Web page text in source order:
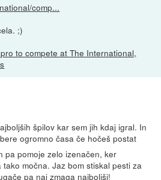
comp...
;)
to compete at The International,
špilov kar sem jih kdaj igral. In
ogromno časa če hočeš postat
pa pomoje zelo izenačen, ker
močna. Jaz bom stiskal pesti za
pa naj zmaga najboljši!